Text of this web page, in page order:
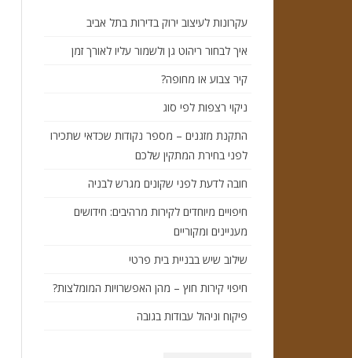
עקרונות לעיצוב ירוק בדירות בתל אביב
איך לבחור ריהוט גן ולשמור עליו לאורך זמן
קיר צבוע או מחופה?
ניקוי רצפות לפי סוג
התקנת מזגנים – מספר נקודות שכדאי שתכירו
לפני בחירת המתקין שלכם
חובה לדעת לפני שקונים מגרש לבניה
חיפויים מיוחדים לקירות מרהיבים: חידושים
מעניינים ומקוריים
שילוב שיש בבניית בית פרטי
חיפוי קירות חוץ – מהן האפשרויות המומלצות?
פיקוח וניהול עבודות בגובה